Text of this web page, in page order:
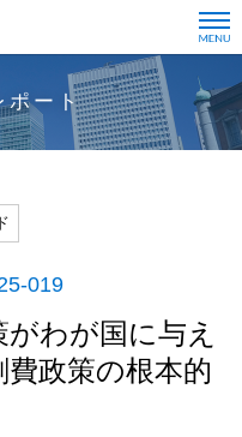
ポート
019
わが国に与え
政策の根本的